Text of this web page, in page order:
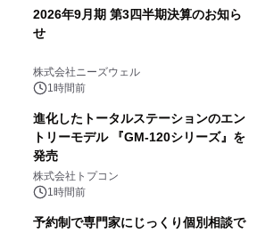
2026年9月期 第3四半期決算のお知ら
せ
株式会社ニーズウェル
1時間前
進化したトータルステーションのエン
トリーモデル 『GM-120シリーズ』を
発売
株式会社トプコン
1時間前
予約制で専門家にじっくり個別相談で